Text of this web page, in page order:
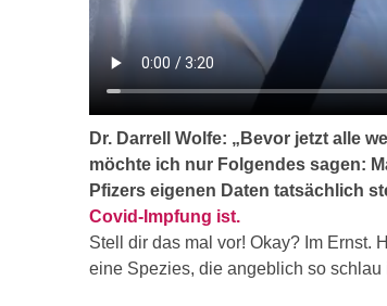
Dr. Darrell Wolfe: „Bevor jetzt alle
möchte ich nur Folgendes sagen:
Pfizers eigenen Daten tatsächlich
Covid-Impfung ist.
Stell dir das mal vor! Okay? Im Ernst.
eine Spezies, die angeblich so